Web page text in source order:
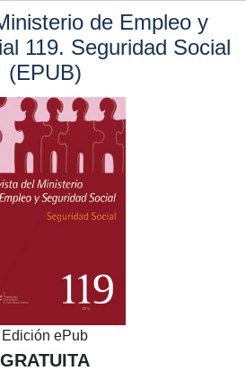
de Empleo y
119. Seguridad Social
(EPUB)
Edición ePub
GRATUITA